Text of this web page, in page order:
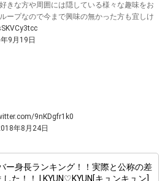
きな方や周囲には隠している様々な趣味をお
ープなので今まで興味の無かった方も宜しけ
9月19日
9nKDgfr1k0
年8月24日
ー身長ランキング！！実際と公称の差
た！！ | KYUN♡KYUN[キュンキュン]